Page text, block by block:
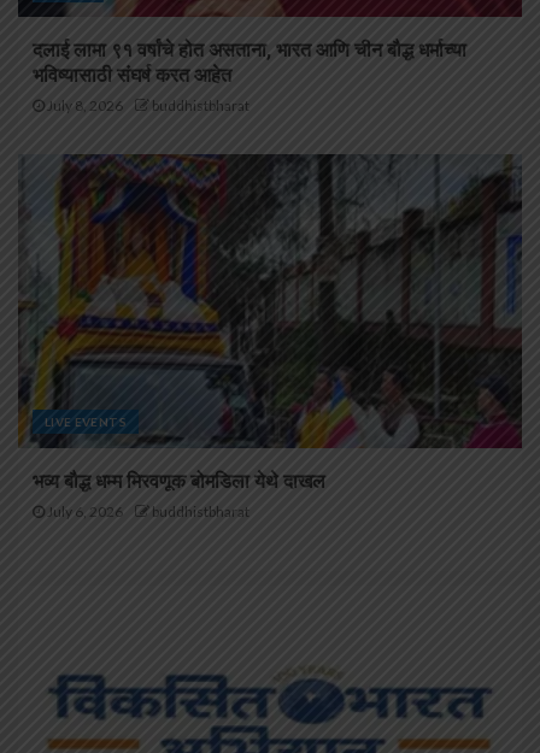
दलाई लामा ९१ वर्षांचे होत असताना, भारत आणि चीन बौद्ध धर्माच्या
भविष्यासाठी संघर्ष करत आहेत
July 8, 2026 buddhistbharat
LIVE EVENTS
भव्य बौद्ध धम्म मिरवणूक बोमडिला येथे दाखल
July 6, 2026 buddhistbharat